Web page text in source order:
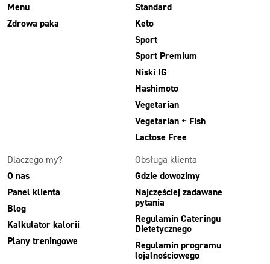
Menu
Zdrowa paka
Standard
Keto
Sport
Sport Premium
Niski IG
Hashimoto
Vegetarian
Vegetarian + Fish
Lactose Free
Dlaczego my?
O nas
Panel klienta
Blog
Kalkulator kalorii
Plany treningowe
Obsługa klienta
Gdzie dowozimy
Najczęściej zadawane
pytania
Regulamin Cateringu
Dietetycznego
Regulamin programu
lojalnościowego